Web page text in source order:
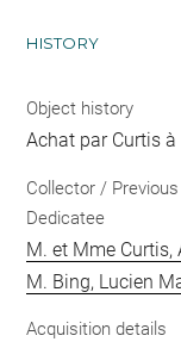
HISTORY
Object history
Achat par Curtis
Collector /
Dedicatee
M. et Mme Curtis,
M. Bing, Lucien
Acquisition details